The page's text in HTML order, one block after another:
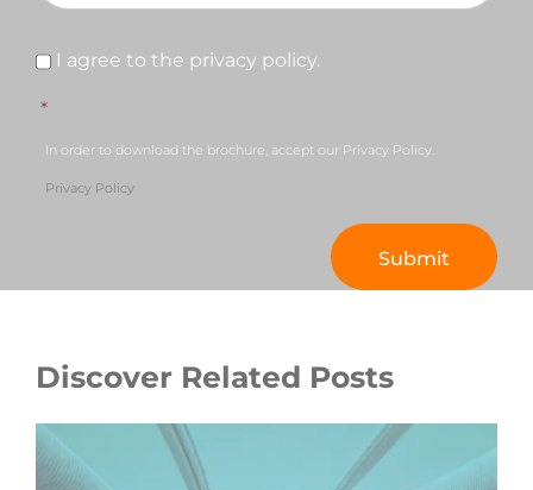
I agree to the privacy policy.
*
In order to download the brochure, accept our Privacy Policy.
Privacy Policy
Discover Related Posts